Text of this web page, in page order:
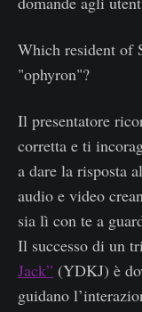
Which resident of
"ophyron"?
Il presentatore
corretta e ti
a dare la risposta
audio e video
sia lì con te a
Il successo di un
Jack” (YDKJ) è
guidano